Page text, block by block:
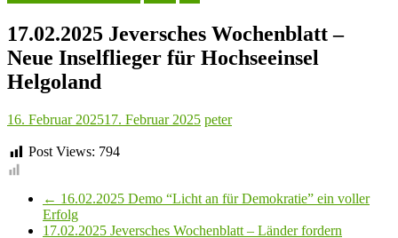
17.02.2025 Jeversches Wochenblatt –
Neue Inselflieger für Hochseeinsel
Helgoland
16. Februar 202517. Februar 2025 peter
Post Views: 794
← 16.02.2025 Demo “Licht an für Demokratie” ein voller
Erfolg
17.02.2025 Jeversches Wochenblatt – Länder fordern